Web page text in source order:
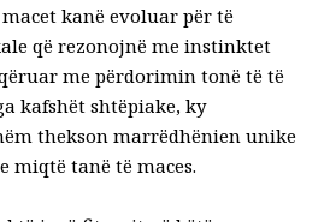
kanë evoluar për të
që rezonojnë me instinktet
me përdorimin tonë të të
kafshët shtëpiake, ky
thekson marrëdhënien unike
miqtë tanë të maces.